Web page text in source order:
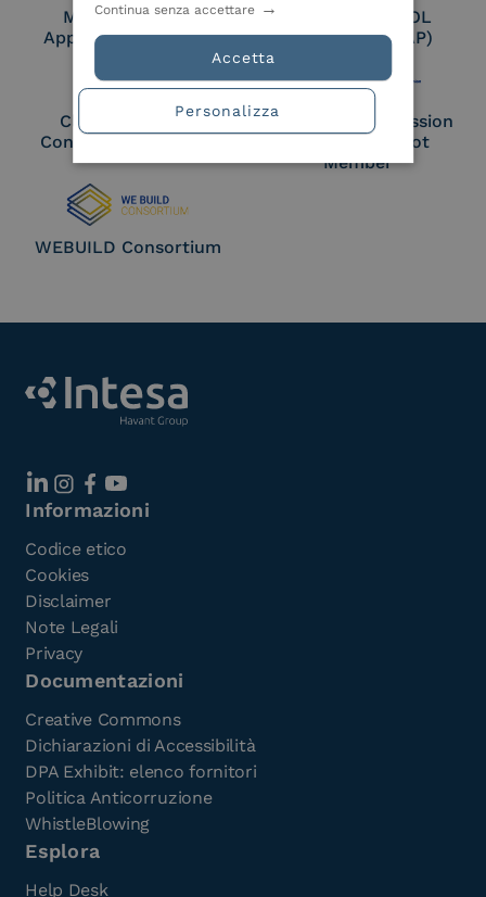
Membro Adobe
Approved Trust List
Certified PEPPOL
Access Point (AP)
Cloud Signature
Consortium Member
European Commission
Large Scale Pilot
Member
WEBUILD Consortium
Informazioni
Codice etico
Cookies
Disclaimer
Note Legali
Privacy
Documentazioni
Creative Commons
Dichiarazioni di Accessibilità
DPA Exhibit: elenco fornitori
Politica Anticorruzione
WhistleBlowing
Esplora
Help Desk
Accetta
Continua senza accettare
Personalizza